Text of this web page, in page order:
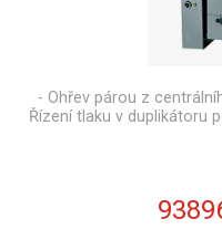
- Ohřev párou z
Řízení tlaku v duplikátoru